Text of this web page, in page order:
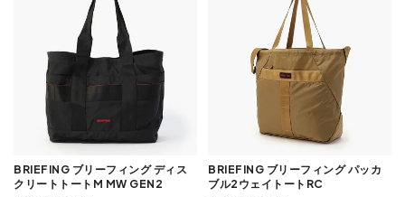
BRIEFING ブリーフィング ディス
クリートトートM MW GEN2
BRIEFING ブリーフィング パッカ
ブル2ウェイトートRC